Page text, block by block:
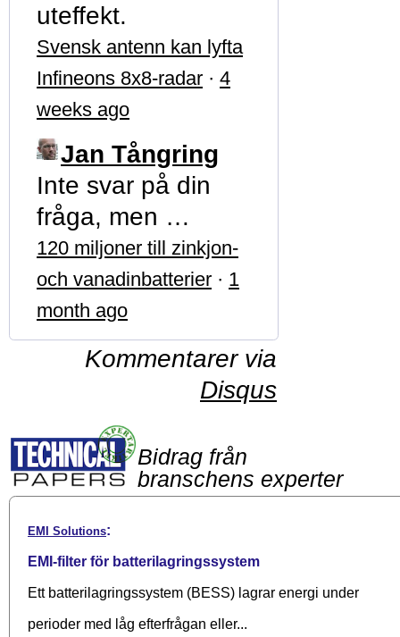
uteffekt.
Svensk antenn kan lyfta
Infineons 8x8-radar · 4
weeks ago
Jan Tångring
Inte svar på din
fråga, men …
120 miljoner till zinkjon-
och vanadinbatterier · 1
month ago
Kommentarer via
Disqus
Bidrag från
branschens experter
EMI Solutions:
EMI-filter för batterilagringssystem
Ett batterilagringssystem (BESS) lagrar energi under
perioder med låg efterfrågan eller...